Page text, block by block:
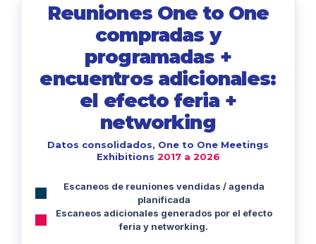
Reuniones One to One
compradas y
programadas +
encuentros adicionales:
el efecto feria +
networking
Datos consolidados, One to One Meetings
Exhibitions 2017 a 2026
Escaneos de reuniones vendidas / agenda
planificada
Escaneos adicionales generados por el efecto
feria y networking.